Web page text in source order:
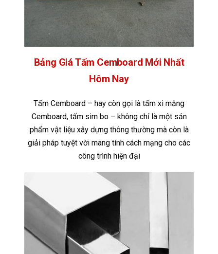
Bảng Giá Tấm Cemboard Mới Nhất
Hôm Nay
Tấm Cemboard – hay còn gọi là tấm xi măng
Cemboard, tấm sim bo – không chỉ là một sản
phẩm vật liệu xây dựng thông thường mà còn là
giải pháp tuyệt vời mang tính cách mạng cho các
công trình hiện đại